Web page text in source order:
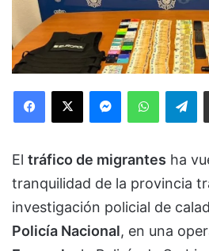
Facebook
X MessengerWhatsApp
El tráfico de migrantes ha
tranquilidad de la provincia
investigación policial de
Policía Nacional, en una